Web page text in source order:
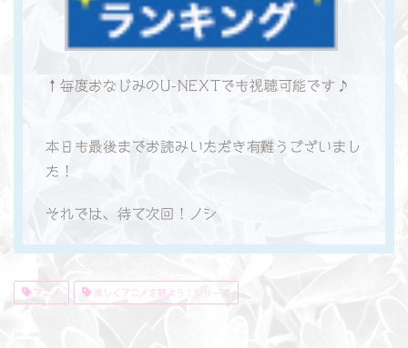
↑毎度おなじみのU-NEXTでも視聴可能です♪
本日も最後までお読みいただき有難うございまし
た！
それでは、待て次回！ノシ
アニメ 楽しくアニメを観よう！シリーズ